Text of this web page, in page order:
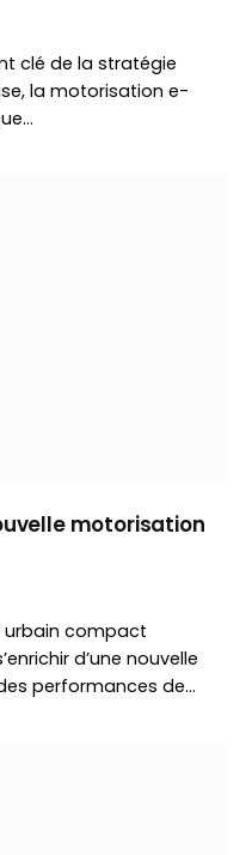
clé de la stratégie
la motorisation e-
motorisation
urbain compact
d’une nouvelle
performances de…